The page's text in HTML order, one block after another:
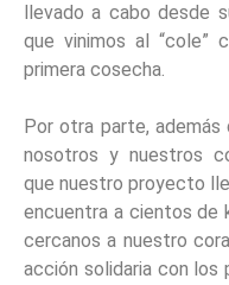
llevado a cabo desde
que vinimos al “cole”
primera cosecha.
Por otra parte, además
nosotros y nuestros
que nuestro proyecto
encuentra a cientos de
cercanos a nuestro
acción solidaria con los